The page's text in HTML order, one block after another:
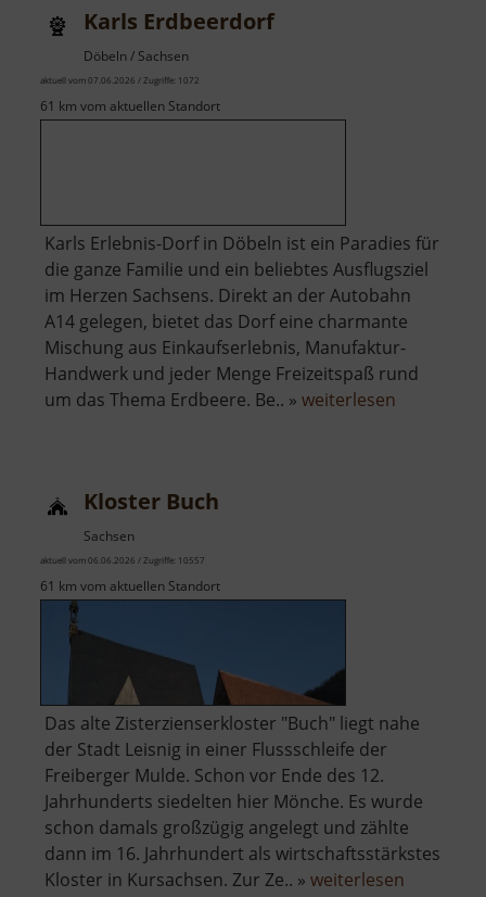
Karls Erdbeerdorf
Döbeln / Sachsen
aktuell vom 07.06.2026 / Zugriffe: 1072
61 km vom aktuellen Standort
Karls Erlebnis-Dorf in Döbeln ist ein Paradies für
die ganze Familie und ein beliebtes Ausflugsziel
im Herzen Sachsens. Direkt an der Autobahn
A14 gelegen, bietet das Dorf eine charmante
Mischung aus Einkaufserlebnis, Manufaktur-
Handwerk und jeder Menge Freizeitspaß rund
um das Thema Erdbeere. Be.. » weiterlesen
Kloster Buch
Sachsen
aktuell vom 06.06.2026 / Zugriffe: 10557
61 km vom aktuellen Standort
Das alte Zisterzienserkloster "Buch" liegt nahe
der Stadt Leisnig in einer Flussschleife der
Freiberger Mulde. Schon vor Ende des 12.
Jahrhunderts siedelten hier Mönche. Es wurde
schon damals großzügig angelegt und zählte
dann im 16. Jahrhundert als wirtschaftsstärkstes
Kloster in Kursachsen. Zur Ze.. » weiterlesen